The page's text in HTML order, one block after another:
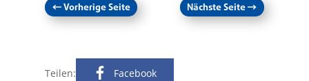
←Vorherige Seite Nächste Seite→
Teilen: Facebook